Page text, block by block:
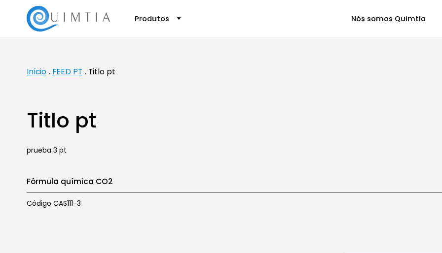
Produtos Nós somos Quimtia
Início
FEED PT Titlo pt
Titlo pt
prueba 3 pt
Fórmula química CO2
Código CAS111-3